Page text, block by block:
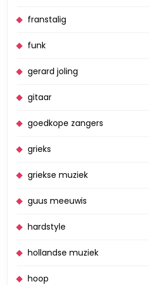
franstalig
funk
gerard joling
gitaar
goedkope zangers
grieks
griekse muziek
guus meeuwis
hardstyle
hollandse muziek
hoop